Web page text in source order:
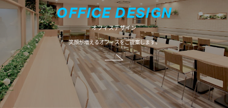
OFFICE DESIGN
オフィスデザイン
笑顔が増えるオフィスをご提案します。